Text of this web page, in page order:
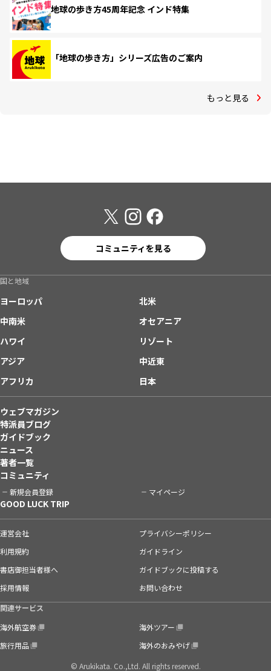
地球の歩き方45周年記念 インド特集
「地球の歩き方」シリーズ広告のご案内
もっと見る
コミュニティを見る
国と地域
ヨーロッパ
北米
中南米
オセアニア
ハワイ
リゾート
アジア
中近東
アフリカ
日本
ウェブマガジン
特派員ブログ
ガイドブック
ニュース
著者一覧
コミュニティ
新規会員登録 マイページ
GOOD LUCK TRIP
運営会社
プライバシーポリシー
利用規約
ガイドライン
書店御担当者様へ
ガイドブックに投稿する
採用情報
お問い合わせ
関連サービス
海外航空券
海外ツアー
旅行用品
海外のおみやげ
© Arukikata. Co.,Ltd. All rights reserved.